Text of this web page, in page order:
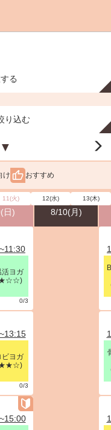
る
り込む
▼
け おすすめ
11(火) 12(水) 13(木)
日) 8/10(月)
活ヨガ
0/3
ビヨガ
0/3